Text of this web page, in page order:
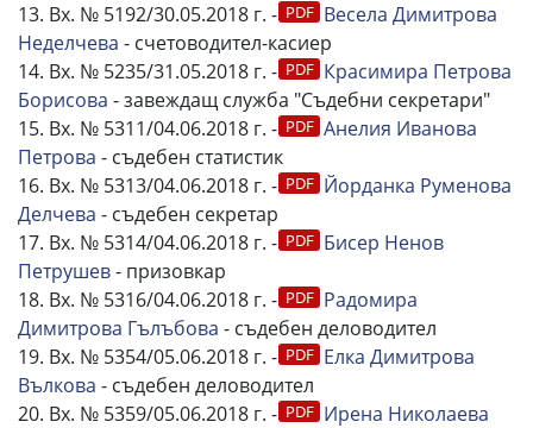
13. Вх. № 5192/30.05.2018 г. -
Весела Димитрова
Неделчева - счетоводител-касиер
14. Вх. № 5235/31.05.2018 г. -
Красимира Петрова
Борисова - завеждащ служба "Съдебни секретари"
15. Вх. № 5311/04.06.2018 г. -
Анелия Иванова
Петрова - съдебен статистик
16. Вх. № 5313/04.06.2018 г. -
Йорданка Руменова
Делчева - съдебен секретар
17. Вх. № 5314/04.06.2018 г. -
Бисер Ненов
Петрушев- призовкар
18. Вх. № 5316/04.06.2018 г. -
Радомира
Димитрова Гълъбова - съдебен деловодител
19. Вх. № 5354/05.06.2018 г. -
Елка Димитрова
Вълкова - съдебен деловодител
20. Вх. № 5359/05.06.2018 г. -
Ирена Николаева